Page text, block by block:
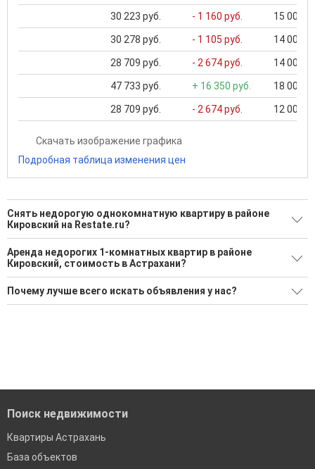
30 223 руб. - 1 160 руб. 15 000
30 278 руб. - 1 105 руб. 14 000
28 709 руб. - 2 674 руб. 14 000
47 733 руб. + 16 350 руб. 18 000
28 709 руб. - 2 674 руб. 12 000
Скачать изображение графика
Подробная таблица изменения цен
Снять недорогую однокомнатную квартиру в районе
Кировский на Restate.ru?
Поможем Снять недорогую однокомнатную квартиру в
районе Кировский?
38 актуальных и проверенных объявлений
Воспользуйтесь нашим поиском по новостройкам, для
Аренда недорогих 1-комнатных квартир в районе
Кировский, стоимость в Астрахани?
Минимальная цена: 12 000 Р. Максимальная цена: 50 000 Р;
Средняя: 26 207 Р
Почему лучше всего искать объявления у нас?
Поиск недвижимости
Квартиры Астрахань
База объектов